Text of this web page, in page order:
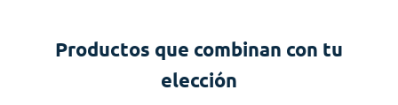
Productos que combinan con tu
elección